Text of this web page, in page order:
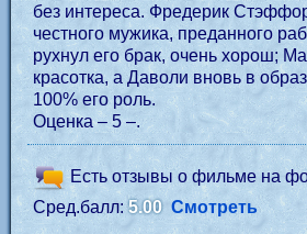
без интереса. Фредерик
честного мужика, преданного
рухнул его брак, очень хорош;
красотка, а Даволи вновь в
100% его роль.
Оценка – 5 –.
Есть отзывы о фильме на
Сред.балл: 5.00 Смотреть